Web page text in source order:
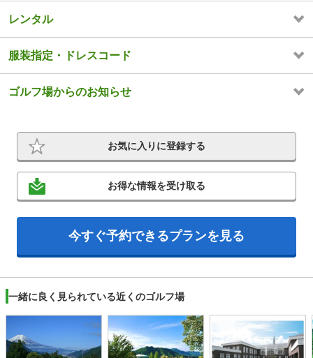
レンタル
服装指定・ドレスコード
ゴルフ場からのお知らせ
お気に入りに登録する
お得な情報を受け取る
今すぐ予約できるプランを見る
一緒に良く見られている近くのゴルフ場